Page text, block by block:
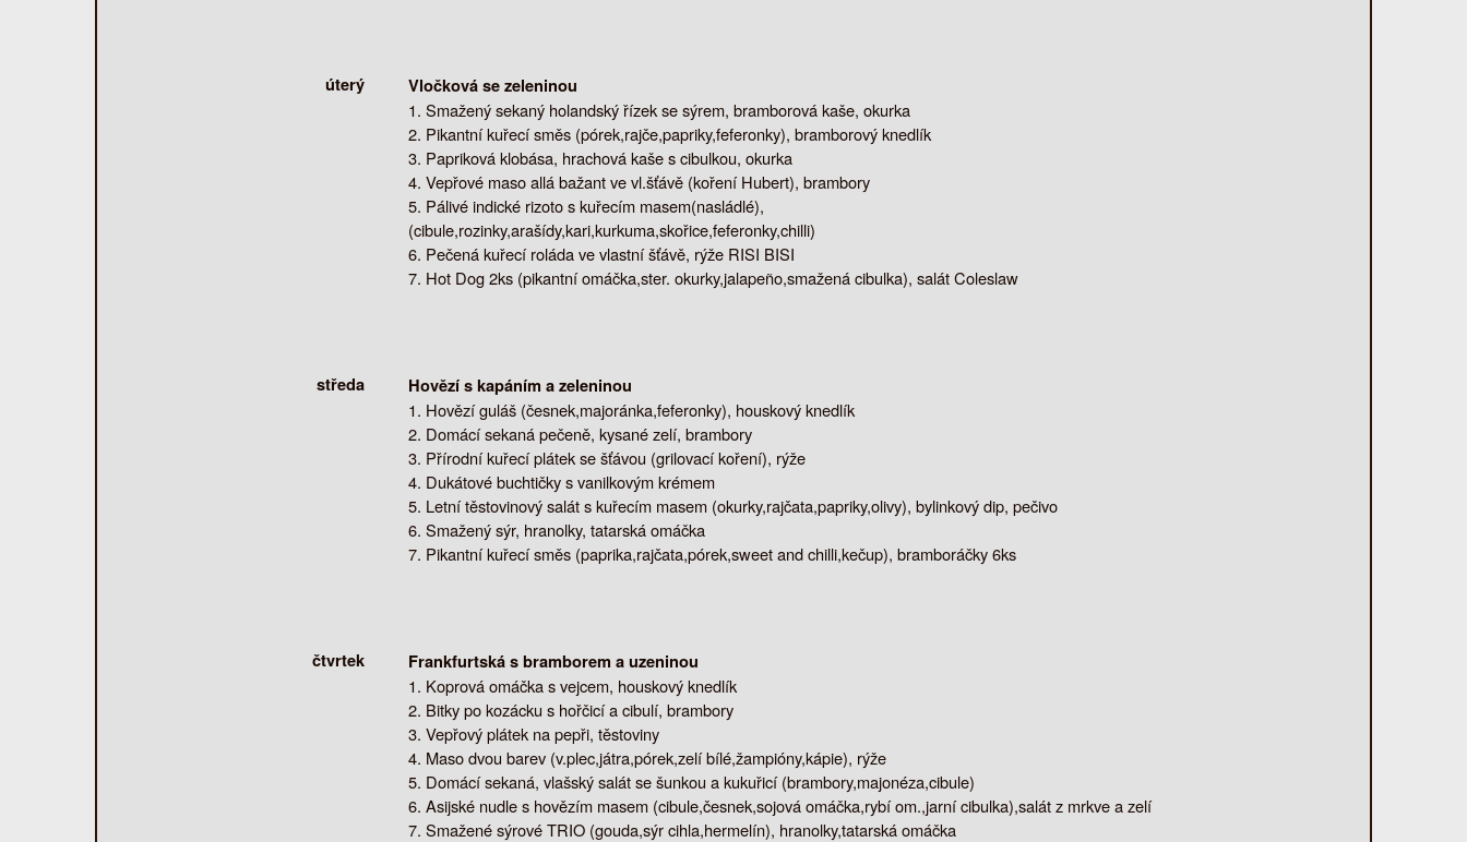
úterý
Vločková se zeleninou
Smažený sekaný holandský řízek se sýrem, bramborová kaše, okurka
Pikantní kuřecí směs (pórek,rajče,papriky,feferonky), bramborový knedlík
Papriková klobása, hrachová kaše s cibulkou, okurka
Vepřové maso allá bažant ve vl.šťávě (koření Hubert), brambory
Pálivé indické rizoto s kuřecím masem(nasládlé),
(cibule,rozinky,arašídy,kari,kurkuma,skořice,feferonky,chilli)
Pečená kuřecí roláda ve vlastní šťávě, rýže RISI BISI
Hot Dog 2ks (pikantní omáčka,ster. okurky,jalapeño,smažená cibulka), salát Coleslaw
středa
Hovězí s kapáním a zeleninou
Hovězí guláš (česnek,majoránka,feferonky), houskový knedlík
Domácí sekaná pečeně, kysané zelí, brambory
Přírodní kuřecí plátek se šťávou (grilovací koření), rýže
Dukátové buchtičky s vanilkovým krémem
Letní těstovinový salát s kuřecím masem (okurky,rajčata,papriky,olivy), bylinkový dip, pečivo
Smažený sýr, hranolky, tatarská omáčka
Pikantní kuřecí směs (paprika,rajčata,pórek,sweet and chilli,kečup), bramboráčky 6ks
čtvrtek
Frankfurtská s bramborem a uzeninou
Koprová omáčka s vejcem, houskový knedlík
Bitky po kozácku s hořčicí a cibulí, brambory
Vepřový plátek na pepři, těstoviny
Maso dvou barev (v.plec,játra,pórek,zelí bílé,žampióny,kápie), rýže
Domácí sekaná, vlašský salát se šunkou a kukuřicí (brambory,majonéza,cibule)
Asijské nudle s hovězím masem (cibule,česnek,sojová omáčka,rybí om.,jarní cibulka),salát z mrkve a zelí
Smažené sýrové TRIO (gouda,sýr cihla,hermelín), hranolky,tatarská omáčka